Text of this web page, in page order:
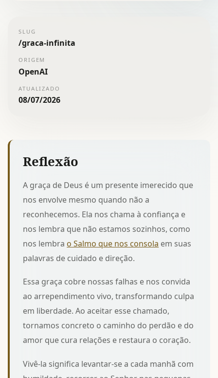
SLUG
/graca-infinita
ORIGEM
OpenAI
ATUALIZADO
08/07/2026
Reflexão
A graça de Deus é um presente imerecido que
nos envolve mesmo quando não a
reconhecemos. Ela nos chama à confiança e
nos lembra que não estamos sozinhos, como
nos lembra o Salmo que nos consola em suas
palavras de cuidado e direção.
Essa graça cobre nossas falhas e nos convida
ao arrependimento vivo, transformando culpa
em liberdade. Ao aceitar esse chamado,
tornamos concreto o caminho do perdão e do
amor que cura relações e restaura o coração.
Vivê-la significa levantar-se a cada manhã com